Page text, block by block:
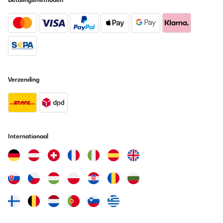
GECONTROLEERDE BEOORDELING
19/05/2025
Wir nutzen diese Brotdose nun seit einigen Monaten täglich und
sind sehr zufrieden. Die Qualität ist wirklich top: Der Kunststoff
für Kinderhände perfekt geeignet. Besonders praktisch finden
auch in der Spülmaschine. Die Farbe ist toll und bleibt auch nach
vielen Spülgängen schön kräftig. Ein weiterer Pluspunkt: Die
Brotdose passt perfekt in den Ergobag-Schulranzen und hat
Sicht gerechtfertigt – vor allem, wenn sie im Angebot ist.
weiterempfehlen!
Vertaal
Verzending
Internationaal